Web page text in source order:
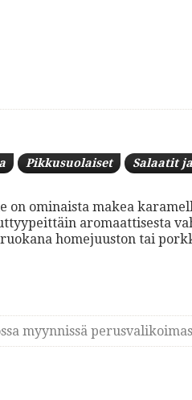
Pikkusuolaiset Salaatit
on ominaista makea
aromaattisesta
homejuuston tai
myynnissä